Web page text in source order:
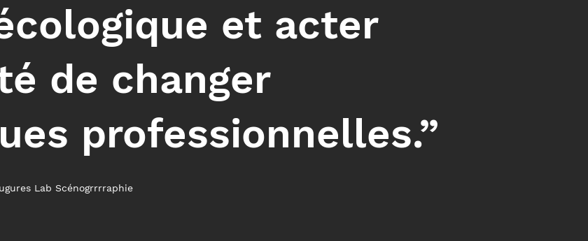
et acter
de changer
professionnelles.”
Lab Scénogrrrraphie